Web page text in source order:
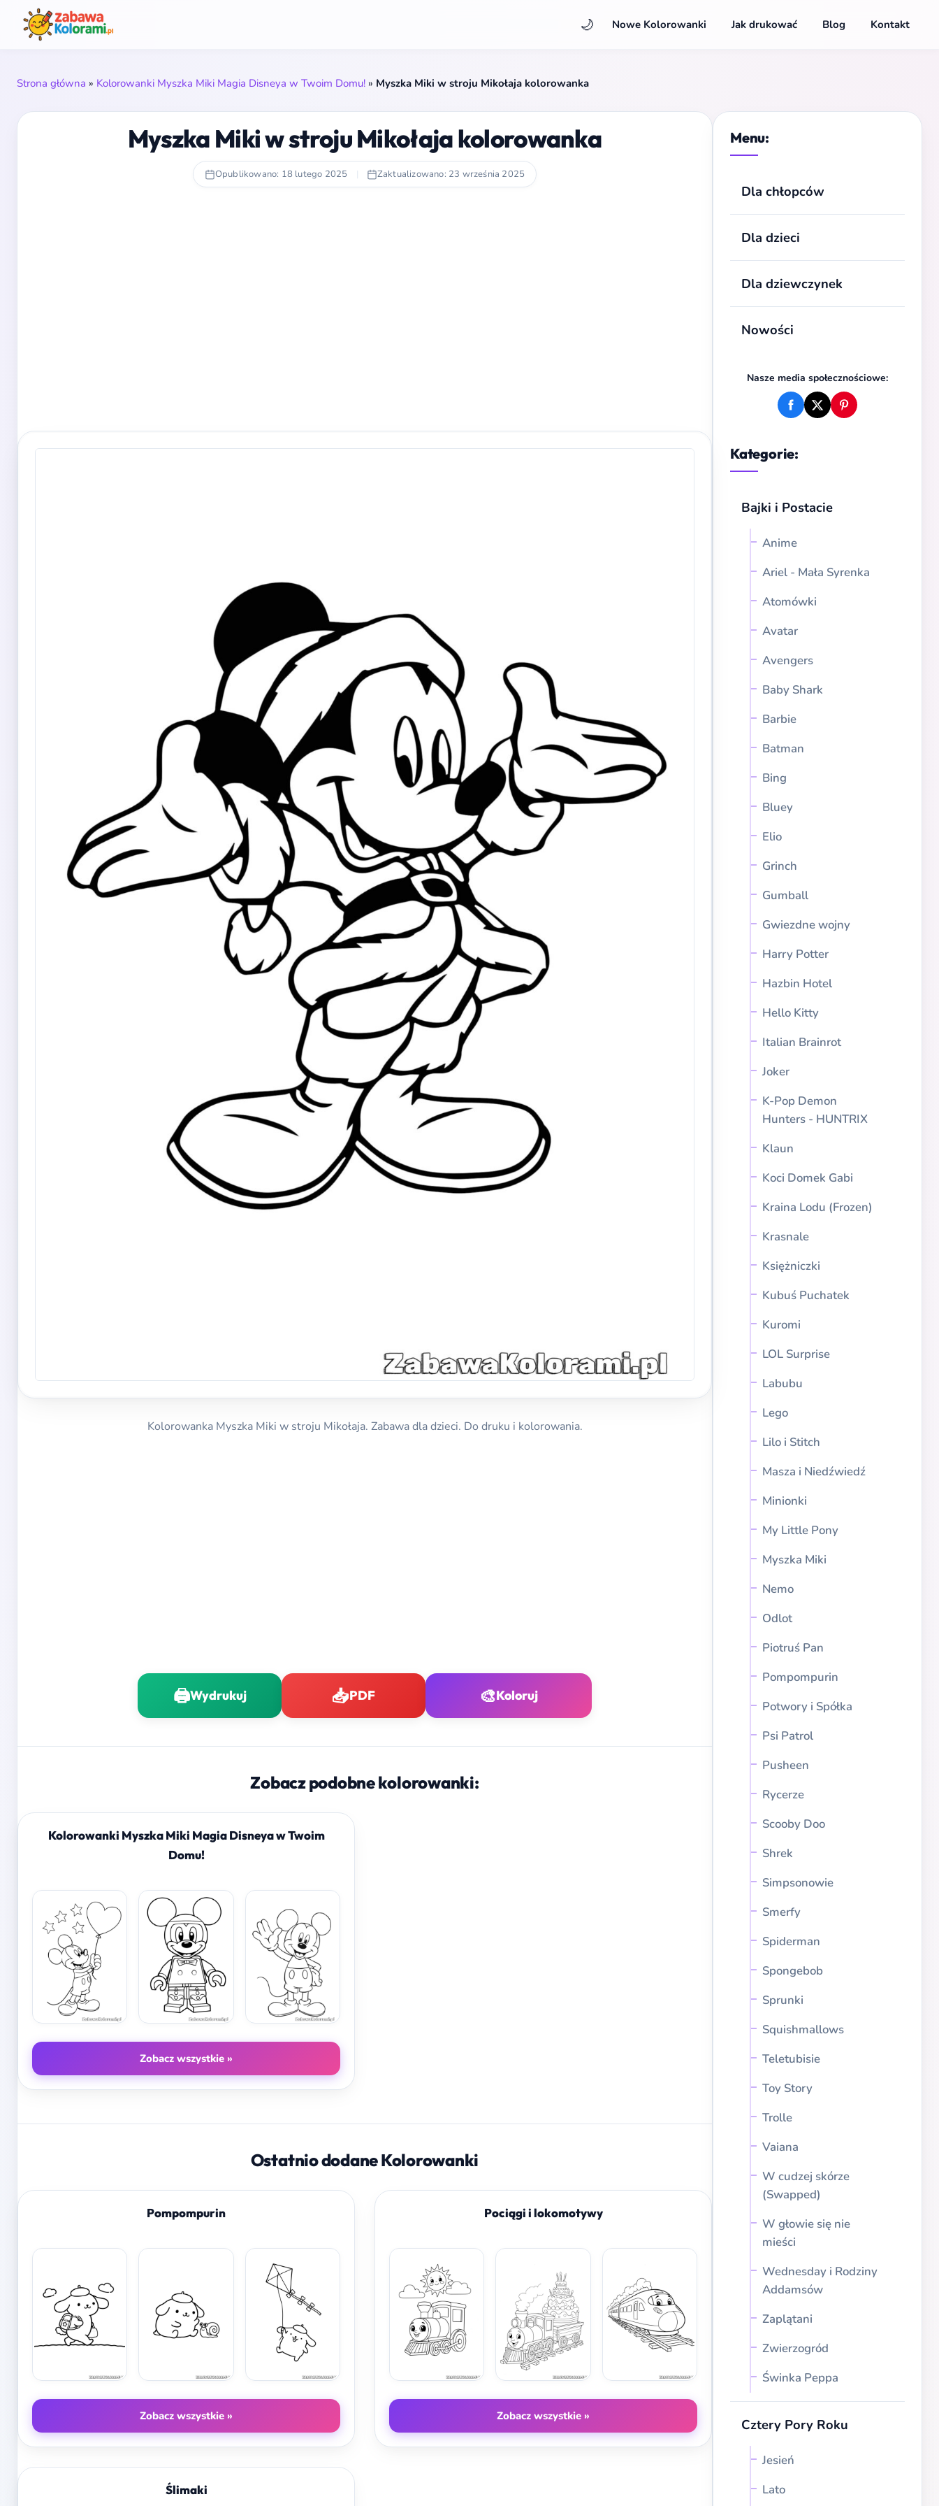
🌙 Nowe Kolorowanki Jak drukować Blog Kontakt
Strona główna » Kolorowanki Myszka Miki Magia Disneya w Twoim Domu! » Myszka Miki w stroju Mikołaja kolorowanka
Menu:
Dla chłopców
Dla dzieci
Dla dziewczynek
Nowości
Nasze media społecznościowe:
Kategorie:
Bajki i Postacie
Anime
Ariel - Mała Syrenka
Atomówki
Avatar
Avengers
Baby Shark
Barbie
Batman
Bing
Bluey
Elio
Grinch
Gumball
Gwiezdne wojny
Harry Potter
Hazbin Hotel
Hello Kitty
Italian Brainrot
Joker
K-Pop Demon
Hunters - HUNTRIX
Klaun
Koci Domek Gabi
Kraina Lodu (Frozen)
Krasnale
Księżniczki
Kubuś Puchatek
Kuromi
LOL Surprise
Labubu
Lego
Lilo i Stitch
Masza i Niedźwiedź
Minionki
My Little Pony
Myszka Miki
Nemo
Odlot
Piotruś Pan
Pompompurin
Potwory i Spółka
Psi Patrol
Pusheen
Rycerze
Scooby Doo
Shrek
Simpsonowie
Smerfy
Spiderman
Spongebob
Sprunki
Squishmallows
Teletubisie
Toy Story
Trolle
Vaiana
W cudzej skórze
(Swapped)
W głowie się nie
mieści
Wednesday i Rodziny
Addamsów
Zaplątani
Zwierzogród
Świnka Peppa
Cztery Pory Roku
Jesień
Lato
Myszka Miki w stroju Mikołaja kolorowanka
Opublikowano: 18 lutego 2025 | Zaktualizowano: 23 września 2025
Kolorowanka Myszka Miki w stroju Mikołaja. Zabawa dla dzieci. Do druku i kolorowania.
🖨️Wydrukuj 📥PDF 🎨Koloruj
Zobacz podobne kolorowanki:
Kolorowanki Myszka Miki Magia Disneya w Twoim
Domu!
Zobacz wszystkie »
Ostatnio dodane Kolorowanki
Pompompurin
Zobacz wszystkie »
Pociągi i lokomotywy
Zobacz wszystkie »
Ślimaki